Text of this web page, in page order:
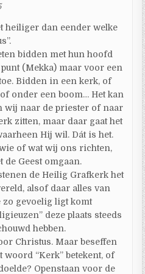
heiliger dan eender welke
bidden met hun hoofd
(Mekka) maar voor een
Bidden in een kerk, of
onder een boom… Het kan
wij naar de priester of naar
zitten, maar daar gaat het
Hij wil. Dát is het.
of wat wij ons richten,
de Geest omgaan.
de Heilig Grafkerk het
alsof daar alles van
zo gevoelig ligt komt
deze plaats steeds
hebben.
Christus. Maar beseffen
“Kerk” betekent, of
Openstaan voor de